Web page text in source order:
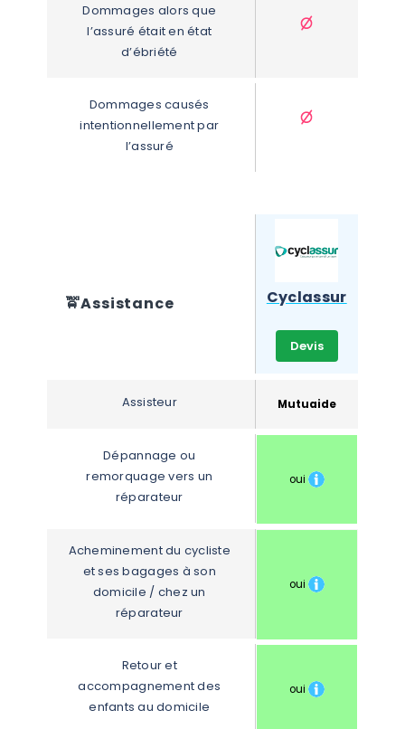
Dommages alors que
l’assuré était en état
d’ébriété
Dommages causés
intentionnellement par
l’assuré
🚖Assistance Cyclassur
Devis
Assisteur Mutuaide
Dépannage ou
remorquage vers un
réparateur
oui
Acheminement du cycliste
et ses bagages à son
domicile / chez un
réparateur
oui
Retour et
accompagnement des
enfants au domicile
oui